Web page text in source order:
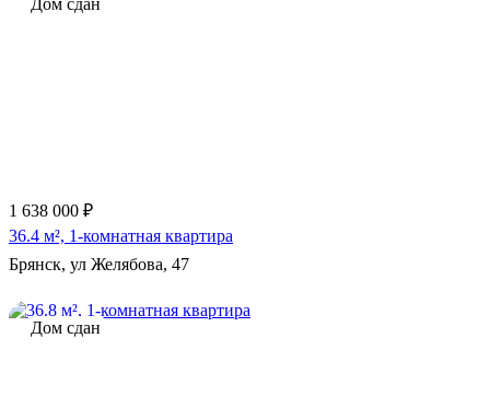
Дом сдан
1 638 000 ₽
36.4 м², 1-комнатная квартира
Брянск, ул Желябова, 47
Дом сдан